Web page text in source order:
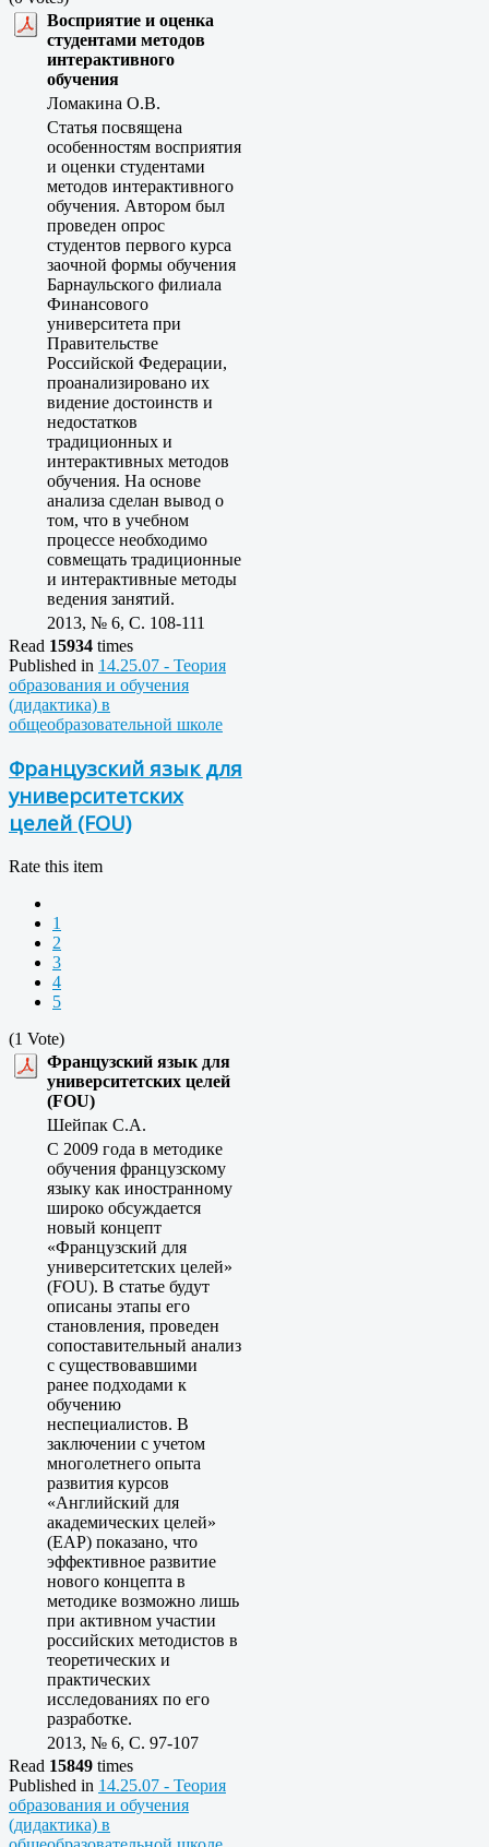
Восприятие и оценка
студентами методов
интерактивного
обучения
Ломакина О.В.
Статья посвящена
особенностям восприятия
и оценки студентами
методов интерактивного
обучения. Автором был
проведен опрос
студентов первого курса
заочной формы обучения
Барнаульского филиала
Финансового
университета при
Правительстве
Российской Федерации,
проанализировано их
видение достоинств и
недостатков
традиционных и
интерактивных методов
обучения. На основе
анализа сделан вывод о
том, что в учебном
процессе необходимо
совмещать традиционные
и интерактивные методы
ведения занятий.
2013, № 6, C. 108-111
Read 15934 times
Published in 14.25.07 - Теория
образования и обучения
(дидактика) в
общеобразовательной школе
Французский язык для
университетских
целей (FOU)
Rate this item
1
2
3
4
5
(1 Vote)
Французский язык для
университетских целей
(FOU)
Шейпак С.А.
С 2009 года в методике
обучения французскому
языку как иностранному
широко обсуждается
новый концепт
«Французский для
университетских целей»
(FOU). В статье будут
описаны этапы его
становления, проведен
сопоставительный анализ
c существовавшими
ранее подходами к
обучению
неспециалистов. В
заключении с учетом
многолетнего опыта
развития курсов
«Английский для
академических целей»
(EAP) показано, что
эффективное развитие
нового концепта в
методике возможно лишь
при активном участии
российских методистов в
теоретических и
практических
исследованиях по его
разработке.
2013, № 6, C. 97-107
Read 15849 times
Published in 14.25.07 - Теория
образования и обучения
(дидактика) в